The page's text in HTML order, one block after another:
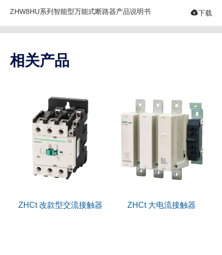
ZHW8HU系列智能型万能式断路器产品说明书 下载
相关产品
ZHCt 改款型交流接触器 ZHCt 大电流接触器